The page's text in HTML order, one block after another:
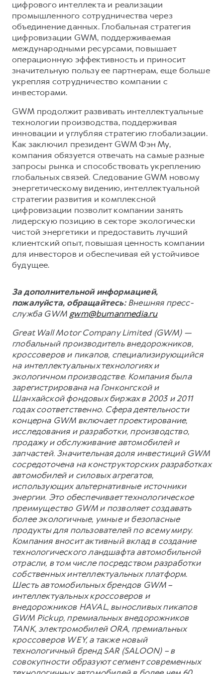
цифрового интеллекта и реализации
промышленного сотрудничества через
объединение данных. Глобальная стратегия
цифровизации GWM, поддерживаемая
международными ресурсами, повышает
операционную эффективность и приносит
значительную пользу ее партнерам, еще больше
укрепляя сотрудничество компании с
инвесторами.
GWM продолжит развивать интеллектуальные
технологии производства, поддерживая
инновации и углубляя стратегию глобализации.
Как заключил президент GWM Фэн Му,
компания обязуется отвечать на самые разные
запросы рынка и способствовать укреплению
глобальных связей. Следование GWM новому
энергетическому видению, интеллектуальной
стратегии развития и комплексной
цифровизации позволит компании занять
лидерскую позицию в секторе экологически
чистой энергетики и предоставить лучший
клиентский опыт, повышая ценность компании
для инвесторов и обеспечивая ей устойчивое
будущее.
За дополнительной информацией,
пожалуйста, обращайтесь: Внешняя пресс-
служба GWM gwm@bumanmedia.ru
Great Wall Motor Company Limited (GWM) —
глобальный производитель внедорожников,
кроссоверов и пикапов, специализирующийся
на интеллектуальных технологиях и
экологичном производстве. Компания была
зарегистрирована на Гонконгской и
Шанхайской фондовых биржах в 2003 и 2011
годах соответственно. Сфера деятельности
концерна GWM включает проектирование,
исследования и разработки, производство,
продажу и обслуживание автомобилей и
запчастей. Значительная доля инвестиций GWM
сосредоточена на конструкторских разработках
автомобилей и силовых агрегатов,
использующих альтернативные источники
энергии. Это обеспечивает технологическое
преимущество GWM и позволяет создавать
более экологичные, умные и безопасные
продукты для пользователей по всему миру.
Компания вносит активный вклад в создание
технологического ландшафта автомобильной
отрасли, в том числе посредством разработки
собственных интеллектуальных платформ.
Шесть автомобильных брендов GWM –
интеллектуальных кроссоверов и
внедорожников HAVAL, выносливых пикапов
GWM Pickup, премиальных внедорожников
TANK, электромобилей ORA, премиальных
кроссоверов WEY, а также новый
технологичный бренд SAR (SALOON) – в
совокупности образуют сегмент современных